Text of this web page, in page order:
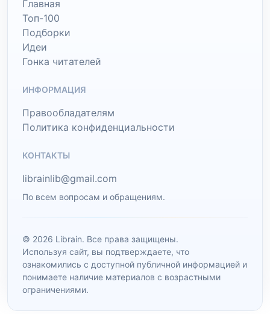
Главная
Топ-100
Подборки
Идеи
Гонка читателей
ИНФОРМАЦИЯ
Правообладателям
Политика конфиденциальности
КОНТАКТЫ
librainlib@gmail.com
По всем вопросам и обращениям.
© 2026 Librain. Все права защищены.
Используя сайт, вы подтверждаете, что
ознакомились с доступной публичной информацией и
понимаете наличие материалов с возрастными
ограничениями.